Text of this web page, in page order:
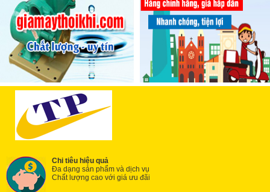
Chi tiêu hiệu quả
Đa dạng sản phẩm và dịch vụ
Chất lượng cao với giá ưu đãi